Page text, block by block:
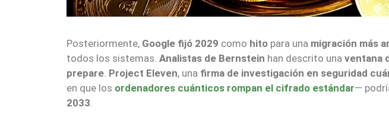
Posteriormente, Google fijó 2029 como hito para una migración más
todos los sistemas. Analistas de Bernstein han descrito una ventana
prepare Project Eleven, una firma de investigación en seguridad
en que los ordenadores cuánticos rompan el cifrado estándar—
2033